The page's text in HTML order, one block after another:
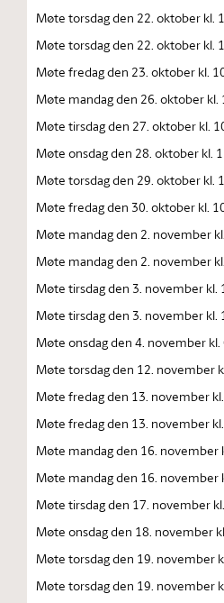
Møte torsdag den 22. oktober kl.
Møte torsdag den 22. oktober kl.
Møte fredag den 23. oktober kl.
Møte mandag den 26. oktober kl.
Møte tirsdag den 27. oktober kl.
Møte onsdag den 28. oktober kl.
Møte torsdag den 29. oktober kl.
Møte fredag den 30. oktober kl.
Møte mandag den 2. november
Møte mandag den 2. november
Møte tirsdag den 3. november kl.
Møte tirsdag den 3. november kl.
Møte onsdag den 4. november kl.
Møte torsdag den 12. november
Møte fredag den 13. november
Møte fredag den 13. november
Møte mandag den 16. november
Møte mandag den 16. november
Møte tirsdag den 17. november
Møte onsdag den 18. november
Møte torsdag den 19. november
Møte torsdag den 19. november